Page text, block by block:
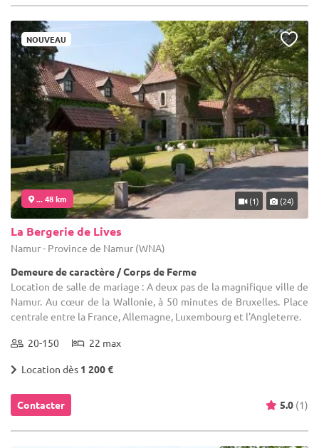
NOUVEAU
... 48 km (1) (24)
La Bergerie de Lives
Namur - Province de Namur (WNA)
Demeure de caractère / Corps de Ferme
Location de salle de mariage : A deux pas de la magnifique ville de
Namur. Au cœur de la Wallonie, à 50 minutes de Bruxelles. Place
centrale entre la France, Allemagne, Luxembourg et l'Angleterre.
20-150 22 max
Location dès 1 200 €
Contacter 5.0 (1)